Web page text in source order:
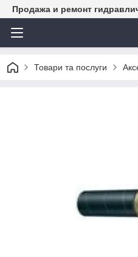
Продажа и ремонт
Товари та послуги